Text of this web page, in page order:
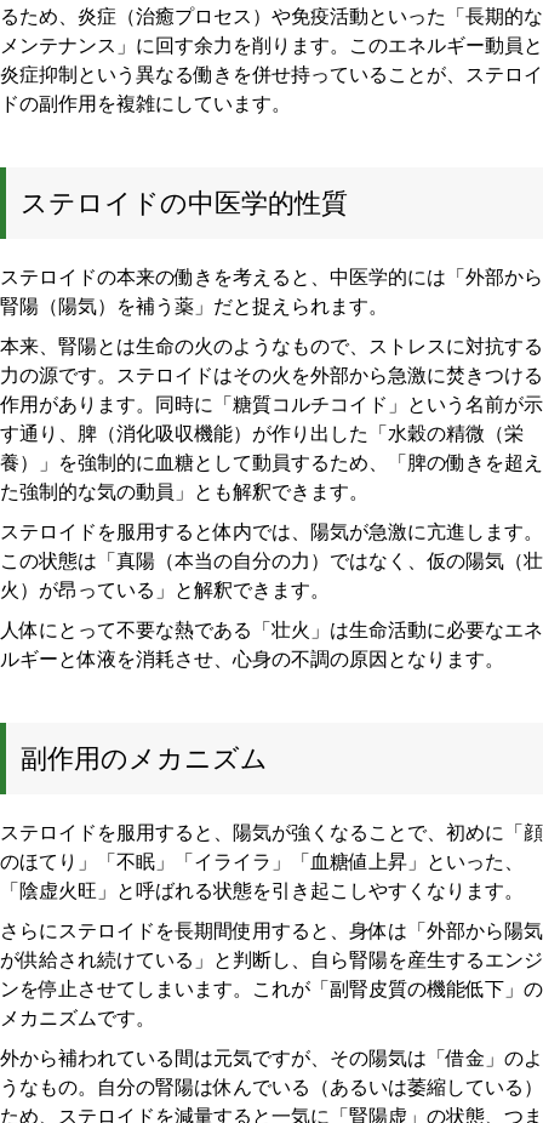
るため、炎症（治癒プロセス）や免疫活動といった「長期的な
メンテナンス」に回す余力を削ります。このエネルギー動員と
炎症抑制という異なる働きを併せ持っていることが、ステロイ
ドの副作用を複雑にしています。
ステロイドの中医学的性質
ステロイドの本来の働きを考えると、中医学的には「外部から
腎陽（陽気）を補う薬」だと捉えられます。
本来、腎陽とは生命の火のようなもので、ストレスに対抗する
力の源です。ステロイドはその火を外部から急激に焚きつける
作用があります。同時に「糖質コルチコイド」という名前が示
す通り、脾（消化吸収機能）が作り出した「水穀の精微（栄
養）」を強制的に血糖として動員するため、「脾の働きを超え
た強制的な気の動員」とも解釈できます。
ステロイドを服用すると体内では、陽気が急激に亢進します。
この状態は「真陽（本当の自分の力）ではなく、仮の陽気（壮
火）が昂っている」と解釈できます。
人体にとって不要な熱である「壮火」は生命活動に必要なエネ
ルギーと体液を消耗させ、心身の不調の原因となります。
副作用のメカニズム
ステロイドを服用すると、陽気が強くなることで、初めに「顔
のほてり」「不眠」「イライラ」「血糖値上昇」といった、
「陰虚火旺」と呼ばれる状態を引き起こしやすくなります。
さらにステロイドを長期間使用すると、身体は「外部から陽気
が供給され続けている」と判断し、自ら腎陽を産生するエンジ
ンを停止させてしまいます。これが「副腎皮質の機能低下」の
メカニズムです。
外から補われている間は元気ですが、その陽気は「借金」のよ
うなもの。自分の腎陽は休んでいる（あるいは萎縮している）
ため、ステロイドを減量すると一気に「腎陽虚」の状態、つま